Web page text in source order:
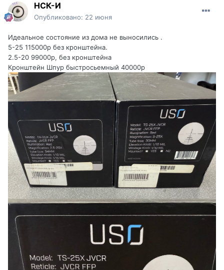
НСК-И
Опубликовано: 22 июня
Идеальное состояние из дома не выносились .
5-25 115000р без кронштейна.
2.5-20 99000р, без кронштейна
Кронштейн Шпур быстросьемный 40000р